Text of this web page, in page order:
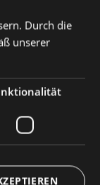
Durch die
unserer